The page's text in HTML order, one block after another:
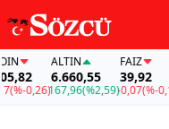
0,26)
ALTIN
6.660,55
167,96(%2,59)
FAİZ
39,92
-0,07(%-